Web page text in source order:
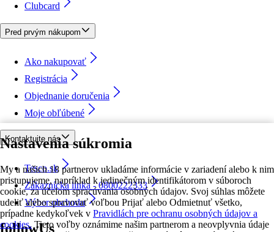
Nastavenia súkromia
My a našich 18 partnerov ukladáme informácie v zariadení alebo k nim
pristupujeme, napríklad k jedinečným identifikátorom v súboroch
cookie, za účelom spracúvania osobných údajov. Svoj súhlas môžete
udeliť alebo spravovať voľbou Prijať alebo Odmietnuť všetko,
prípadne kedykoľvek v Pravidlách pre ochranu osobných údajov a
cookies. Tieto voľby oznámime našim partnerom a neovplyvnia údaje
Clubcard
Pred prvým nákupom
Ako nakupovať
Registrácia
Objednanie doručenia
Moje obľúbené
Kontaktujte nás
Tesco.sk
Zákaznícka linka - 0800222333
Výber obchodu
followUs